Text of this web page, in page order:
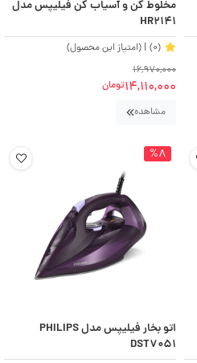
مخلوط کن و آسیاب کن فیلیپس مدل
HR2141
(0)
| (امتیاز این محصول)
16,970,000
14,110,000تومان
مشاهده
%8
اتو بخار فیلیپس مدل PHILIPS
DST7051